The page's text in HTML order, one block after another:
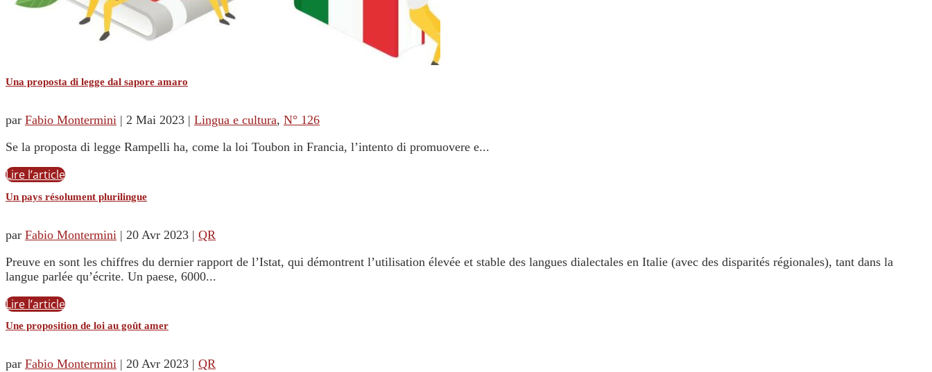
Una proposta di legge dal sapore amaro
par Fabio Montermini | 2 Mai 2023 | Lingua e cultura, N° 126
Se la proposta di legge Rampelli ha, come la loi Toubon in Francia, l’intento di promuovere e...
Lire l’article
Un pays résolument plurilingue
par Fabio Montermini | 20 Avr 2023 | QR
Preuve en sont les chiffres du dernier rapport de l’Istat, qui démontrent l’utilisation élevée et stable des langues dialectales en Italie (avec des disparités régionales), tant dans la
langue parlée qu’écrite. Un paese, 6000...
Lire l’article
Une proposition de loi au goût amer
par Fabio Montermini | 20 Avr 2023 | QR